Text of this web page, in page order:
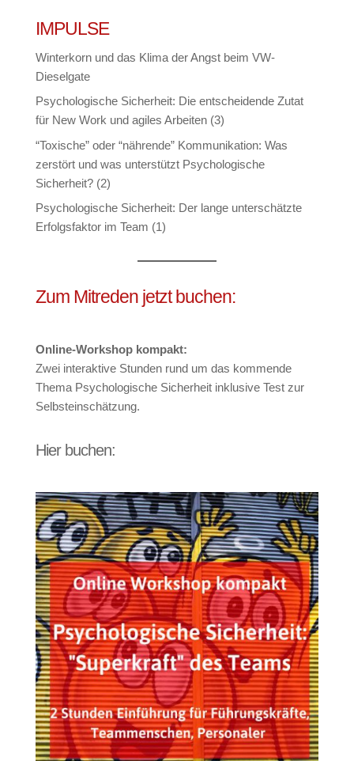
IMPULSE
Winterkorn und das Klima der Angst beim VW-
Dieselgate
Psychologische Sicherheit: Die entscheidende Zutat
für New Work und agiles Arbeiten (3)
“Toxische” oder “nährende” Kommunikation: Was
zerstört und was unterstützt Psychologische
Sicherheit? (2)
Psychologische Sicherheit: Der lange unterschätzte
Erfolgsfaktor im Team (1)
Zum Mitreden jetzt buchen:
Online-Workshop kompakt:
Zwei interaktive Stunden rund um das kommende
Thema Psychologische Sicherheit inklusive Test zur
Selbsteinschätzung.
Hier buchen: